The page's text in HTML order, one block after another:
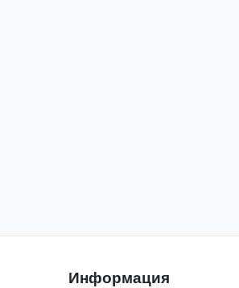
Информация